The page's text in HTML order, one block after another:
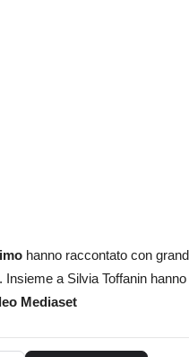
hanno raccontato con
Insieme a Silvia Toffanin
Mediaset